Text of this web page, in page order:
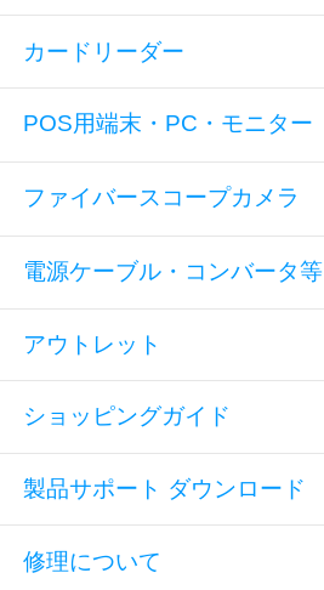
カードリーダー
POS用端末・PC・モニター
ファイバースコープカメラ
電源ケーブル・コンバータ等
アウトレット
ショッピングガイド
製品サポート ダウンロード
修理について